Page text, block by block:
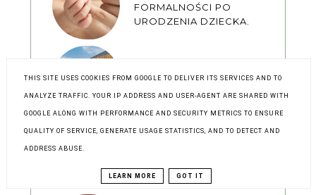
FORMALNOŚCI PO
URODZENIA DZIECKA.
NOWOCZESNY TARAS
RZECZYWISTOŚĆ
DADA EXTRA CARE
THIS SITE USES COOKIES FROM GOOGLE TO DELIVER ITS SERVICES AND TO
ANALYZE TRAFFIC. YOUR IP ADDRESS AND USER-AGENT ARE SHARED WITH
GOOGLE ALONG WITH PERFORMANCE AND SECURITY METRICS TO ENSURE
QUALITY OF SERVICE, GENERATE USAGE STATISTICS, AND TO DETECT AND
ADDRESS ABUSE.
LEARN MORE GOT IT